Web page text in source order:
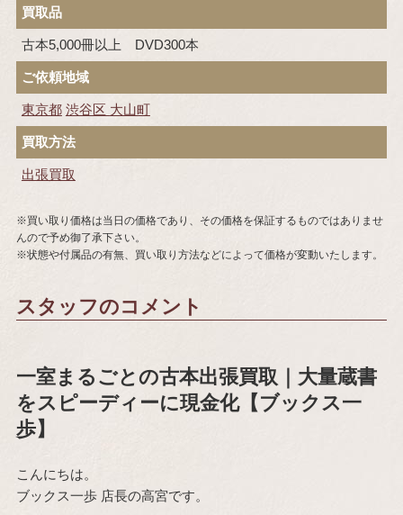
買取品
古本5,000冊以上 DVD300本
ご依頼地域
東京都 渋谷区 大山町
買取方法
出張買取
※買い取り価格は当日の価格であり、その価格を保証するものではありませ
んので予め御了承下さい。
※状態や付属品の有無、買い取り方法などによって価格が変動いたします。
スタッフのコメント
一室まるごとの古本出張買取｜大量蔵書
をスピーディーに現金化【ブックス一
歩】
こんにちは。
ブックス一歩 店長の高宮です。